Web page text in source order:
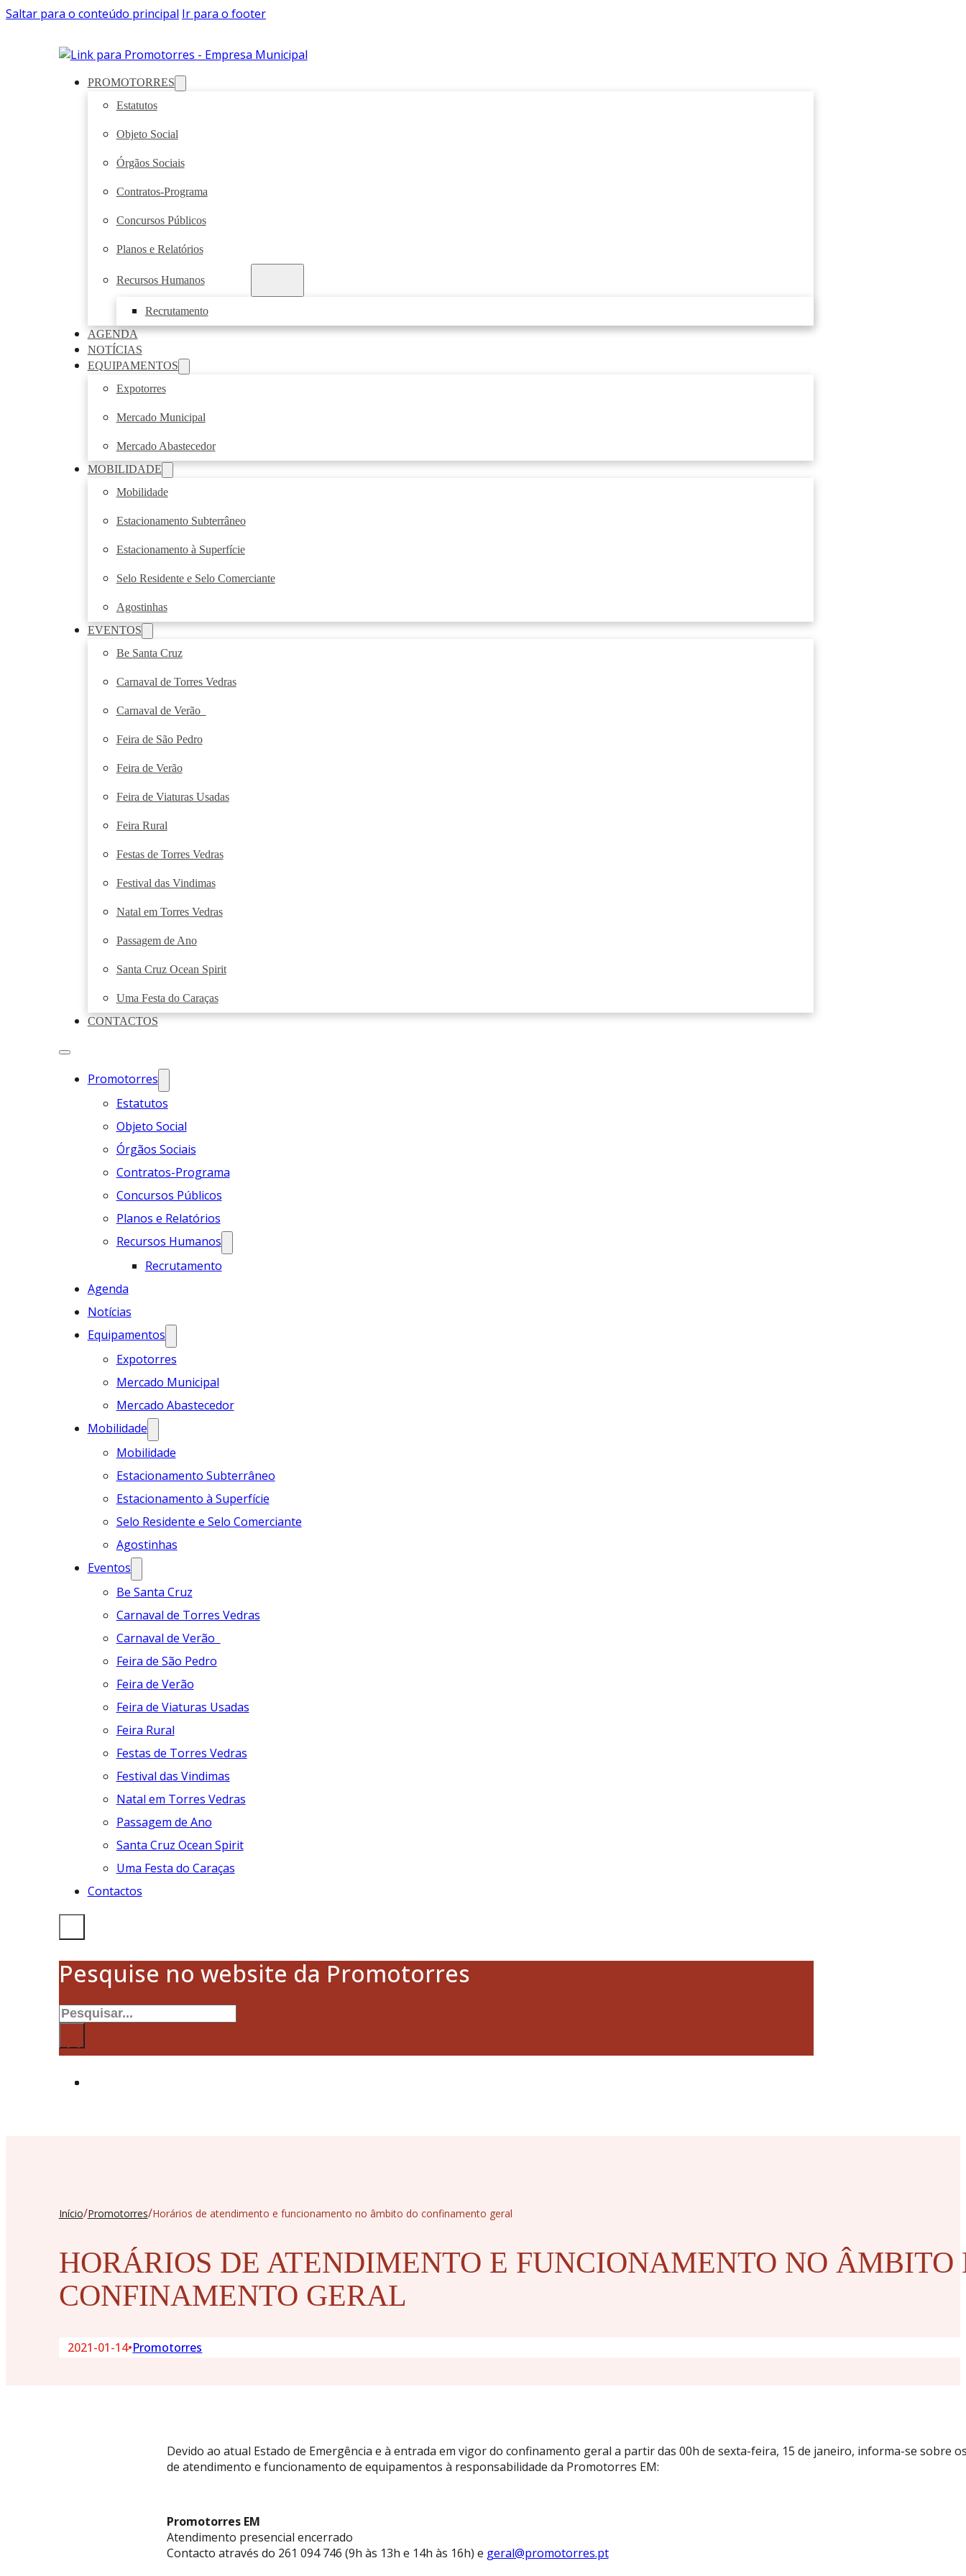
Saltar para o conteúdo principal Ir para o footer
PROMOTORRES
Estatutos
Objeto Social
Órgãos Sociais
Contratos-Programa
Concursos Públicos
Planos e Relatórios
Recursos Humanos
Recrutamento
AGENDA
NOTÍCIAS
EQUIPAMENTOS
Expotorres
Mercado Municipal
Mercado Abastecedor
MOBILIDADE
Mobilidade
Estacionamento Subterrâneo
Estacionamento à Superfície
Selo Residente e Selo Comerciante
Agostinhas
EVENTOS
Be Santa Cruz
Carnaval de Torres Vedras
Carnaval de Verão
Feira de São Pedro
Feira de Verão
Feira de Viaturas Usadas
Feira Rural
Festas de Torres Vedras
Festival das Vindimas
Natal em Torres Vedras
Passagem de Ano
Santa Cruz Ocean Spirit
Uma Festa do Caraças
CONTACTOS
Promotorres
Estatutos
Objeto Social
Órgãos Sociais
Contratos-Programa
Concursos Públicos
Planos e Relatórios
Recursos Humanos
Recrutamento
Agenda
Notícias
Equipamentos
Expotorres
Mercado Municipal
Mercado Abastecedor
Mobilidade
Mobilidade
Estacionamento Subterrâneo
Estacionamento à Superfície
Selo Residente e Selo Comerciante
Agostinhas
Eventos
Be Santa Cruz
Carnaval de Torres Vedras
Carnaval de Verão
Feira de São Pedro
Feira de Verão
Feira de Viaturas Usadas
Feira Rural
Festas de Torres Vedras
Festival das Vindimas
Natal em Torres Vedras
Passagem de Ano
Santa Cruz Ocean Spirit
Uma Festa do Caraças
Contactos
Pesquise no website da Promotorres
Pesquisar
×
Início/Promotorres/Horários de atendimento e funcionamento no âmbito do confinamento geral
HORÁRIOS DE ATENDIMENTO E FUNCIONAMENTO NO ÂMBITO
CONFINAMENTO GERAL
2021-01-14•Promotorres
Devido ao atual Estado de Emergência e à entrada em vigor do confinamento geral a partir das 00h de sexta-feira, 15 de janeiro, informa-se sobre
de atendimento e funcionamento de equipamentos à responsabilidade da Promotorres EM:
Promotorres EM
Atendimento presencial encerrado
Contacto através do 261 094 746 (9h às 13h e 14h às 16h) e geral@promotorres.pt